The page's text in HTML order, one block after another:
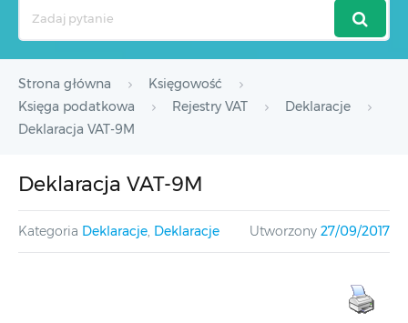
Strona główna
Księgowość
Księga podatkowa
Rejestry VAT
Deklaracje
Deklaracja VAT-9M
Deklaracja VAT-9M
Kategoria Deklaracje, Deklaracje Utworzony 27/09/2017